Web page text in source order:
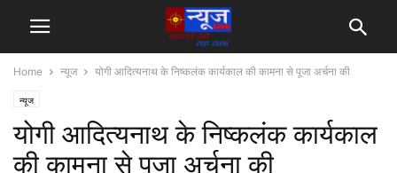
Home न्यूज योगी आदित्यनाथ के निष्कलंक कार्यकाल की कामना से पूजा अर्चना की
न्यूज
योगी आदित्यनाथ के निष्कलंक कार्यकाल
की कामना से पूजा अर्चना की